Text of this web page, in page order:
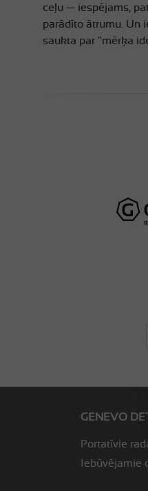
ceļu — iespējams,
parādīto ātrumu. Un
saukta par "mērķa
GENEVO
Portatīvie
Iebūvējamie